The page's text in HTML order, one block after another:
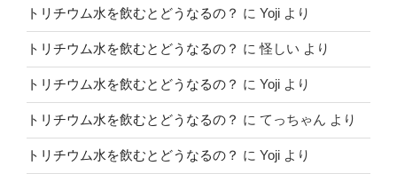
トリチウム水を飲むとどうなるの？ に Yoji より
トリチウム水を飲むとどうなるの？ に怪しい より
トリチウム水を飲むとどうなるの？ に Yoji より
トリチウム水を飲むとどうなるの？ に てっちゃん より
トリチウム水を飲むとどうなるの？ に Yoji より